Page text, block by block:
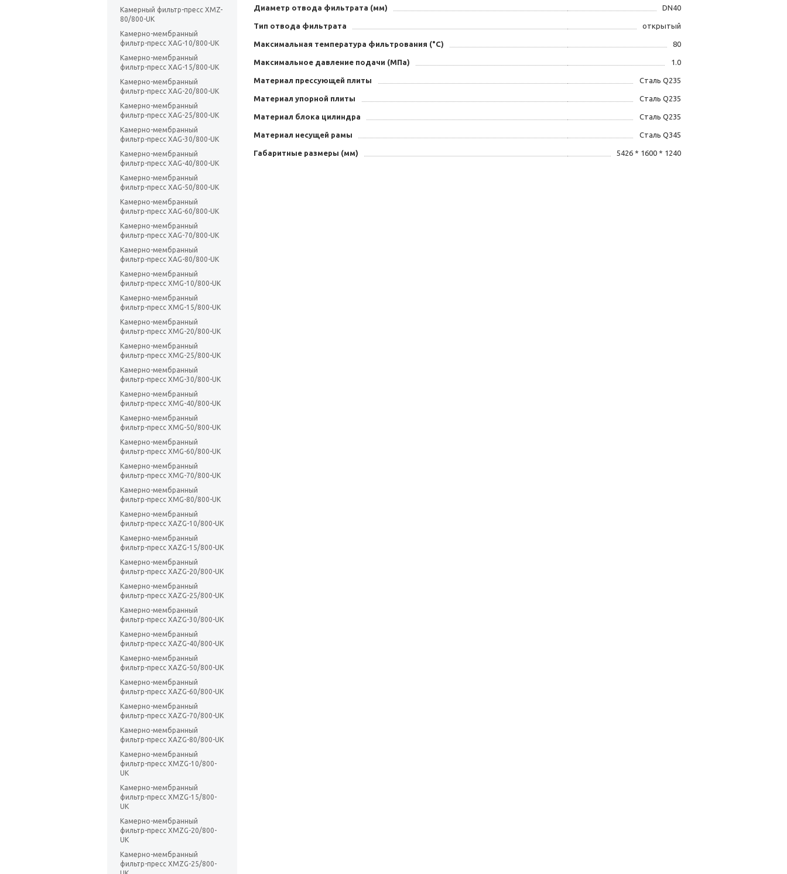
Камерный фильтр-пресс XMZ-
80/800-UK
Камерно-мембранный
фильтр-пресс XAG-10/800-UK
Камерно-мембранный
фильтр-пресс XAG-15/800-UK
Камерно-мембранный
фильтр-пресс XAG-20/800-UK
Камерно-мембранный
фильтр-пресс XAG-25/800-UK
Камерно-мембранный
фильтр-пресс XAG-30/800-UK
Камерно-мембранный
фильтр-пресс XAG-40/800-UK
Камерно-мембранный
фильтр-пресс XAG-50/800-UK
Камерно-мембранный
фильтр-пресс XAG-60/800-UK
Камерно-мембранный
фильтр-пресс XAG-70/800-UK
Камерно-мембранный
фильтр-пресс XAG-80/800-UK
Камерно-мембранный
фильтр-пресс XMG-10/800-UK
Камерно-мембранный
фильтр-пресс XMG-15/800-UK
Камерно-мембранный
фильтр-пресс XMG-20/800-UK
Камерно-мембранный
фильтр-пресс XMG-25/800-UK
Камерно-мембранный
фильтр-пресс XMG-30/800-UK
Камерно-мембранный
фильтр-пресс XMG-40/800-UK
Камерно-мембранный
фильтр-пресс XMG-50/800-UK
Камерно-мембранный
фильтр-пресс XMG-60/800-UK
Камерно-мембранный
фильтр-пресс XMG-70/800-UK
Камерно-мембранный
фильтр-пресс XMG-80/800-UK
Камерно-мембранный
фильтр-пресс XAZG-10/800-UK
Камерно-мембранный
фильтр-пресс XAZG-15/800-UK
Камерно-мембранный
фильтр-пресс XAZG-20/800-UK
Камерно-мембранный
фильтр-пресс XAZG-25/800-UK
Камерно-мембранный
фильтр-пресс XAZG-30/800-UK
Камерно-мембранный
фильтр-пресс XAZG-40/800-UK
Камерно-мембранный
фильтр-пресс XAZG-50/800-UK
Камерно-мембранный
фильтр-пресс XAZG-60/800-UK
Камерно-мембранный
фильтр-пресс XAZG-70/800-UK
Камерно-мембранный
фильтр-пресс XAZG-80/800-UK
Камерно-мембранный
фильтр-пресс XMZG-10/800-
UK
Камерно-мембранный
фильтр-пресс XMZG-15/800-
UK
Камерно-мембранный
фильтр-пресс XMZG-20/800-
UK
Камерно-мембранный
фильтр-пресс XMZG-25/800-
Диаметр отвода фильтрата (мм) DN40
Тип отвода фильтрата открытый
Максимальная температура фильтрования (°C) 80
Максимальное давление подачи (МПа) 1.0
Материал прессующей плиты Сталь Q235
Материал упорной плиты Сталь Q235
Материал блока цилиндра Сталь Q235
Материал несущей рамы Сталь Q345
Габаритные размеры (мм) 5426 * 1600 * 1240